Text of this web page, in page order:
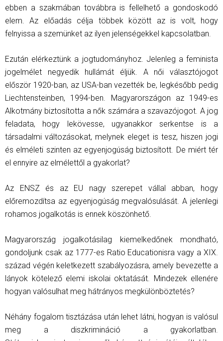
ebben a szakmában továbbra is fellelhető a gondoskodó
elem. Az előadás célja többek között az is volt, hogy
felnyissa a szemünket az ilyen jelenségekkel kapcsolatban.
Ezután elérkeztünk a jogtudományhoz. Jelenleg a feminista
jogelmélet negyedik hullámát éljük. A női választójogot
először 1920-ban, az USA-ban vezették be, legkésőbb pedig
Liechtensteinben, 1994-ben. Magyarországon az 1949-es
Alkotmány biztosította a nők számára a szavazójogot. A jog
feladata, hogy lekövesse, ugyanakkor serkentse is a
társadalmi változásokat, melynek eleget is tesz, hiszen jogi
és elméleti szinten az egyenjogúság biztosított. De miért tér
el ennyire az elmélettől a gyakorlat?
Az ENSZ és az EU nagy szerepet vállal abban, hogy
előremozdítsa az egyenjogúság megvalósulását. A jelenlegi
rohamos jogalkotás is ennek köszönhető.
Magyarország jogalkotásilag kiemelkedőnek mondható,
gondoljunk csak az 1777-es Ratio Educationisra vagy a XIX.
század végén keletkezett szabályozásra, amely bevezette a
lányok kötelező elemi iskolai oktatását. Mindezek ellenére
hogyan valósulhat meg hátrányos megkülönböztetés?
Néhány fogalom tisztázása után lehet látni, hogyan is valósul
meg a diszkrimináció a gyakorlatban.